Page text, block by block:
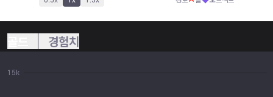
경험치
15k